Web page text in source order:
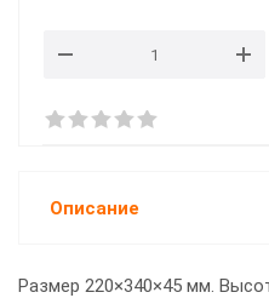
Описание
Размер 220×340×45 мм.